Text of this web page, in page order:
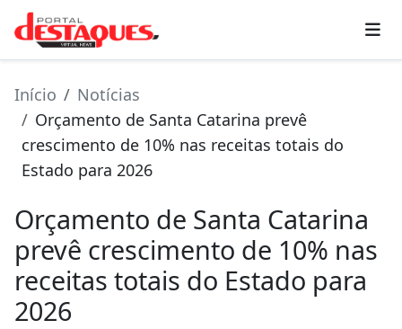
Início
Notícias
Orçamento de Santa Catarina prevê
crescimento de 10% nas receitas totais do
Estado para 2026
Orçamento de Santa Catarina
prevê crescimento de 10% nas
receitas totais do Estado para
2026